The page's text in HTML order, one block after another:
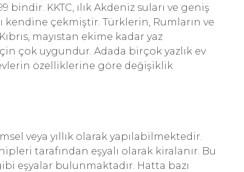
bindir. KKTC, ılık Akdeniz suları ve geniş
çekmiştir. Türklerin, Rumların ve
mayıstan ekime kadar yaz
çok uygundur. Adada birçok yazlık ev
özelliklerine göre değişiklik
veya yıllık olarak yapılabilmektedir.
tarafından eşyalı olarak kiralanır. Bu
eşyalar bulunmaktadır. Hatta bazı